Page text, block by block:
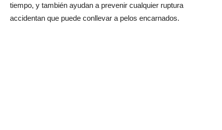
tiempo, y también ayudan a prevenir cualquier ruptura
accidentan que puede conllevar a pelos encarnados.